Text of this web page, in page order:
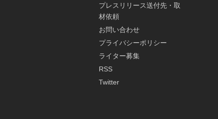
プレスリリース送付先・取
材依頼
お問い合わせ
プライバシーポリシー
ライター募集
RSS
Twitter